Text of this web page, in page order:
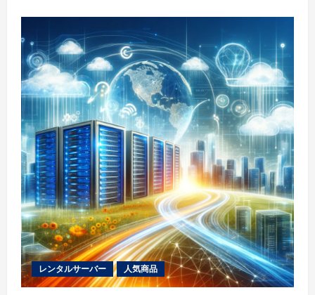
功
へ
の
パ
ー
ト
ナ
ー、
最
適
な
FX
口
座
を
選
ぼ
う！
の
詳
細
を
ご
覧
く
だ
さ
レンタルサーバー 人気商品